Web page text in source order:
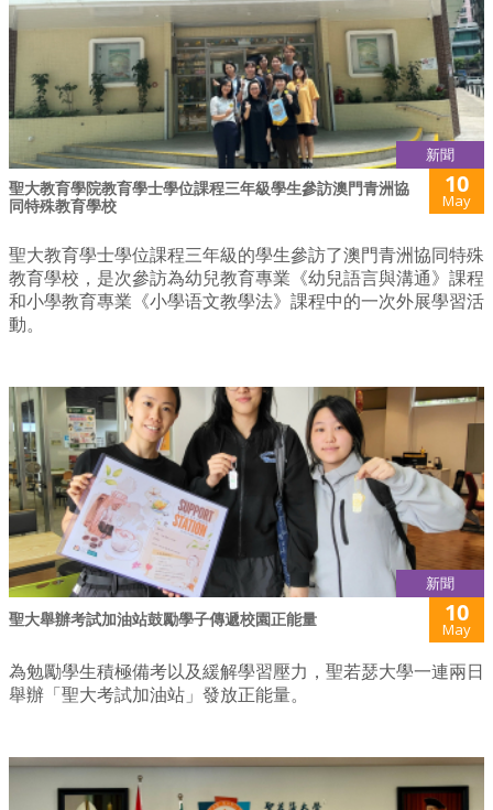
新聞
聖大教育學院教育學士學位課程三年級學生參訪澳門青洲協
同特殊教育學校
10
May
聖大教育學士學位課程三年級的學生參訪了澳門青洲協同特殊
教育學校，是次參訪為幼兒教育專業《幼兒語言與溝通》課程
和小學教育專業《小學语文教學法》課程中的一次外展學習活
動。
新聞
聖大舉辦考試加油站鼓勵學子傳遞校園正能量 10
May
為勉勵學生積極備考以及緩解學習壓力，聖若瑟大學一連兩日
舉辦「聖大考試加油站」發放正能量。